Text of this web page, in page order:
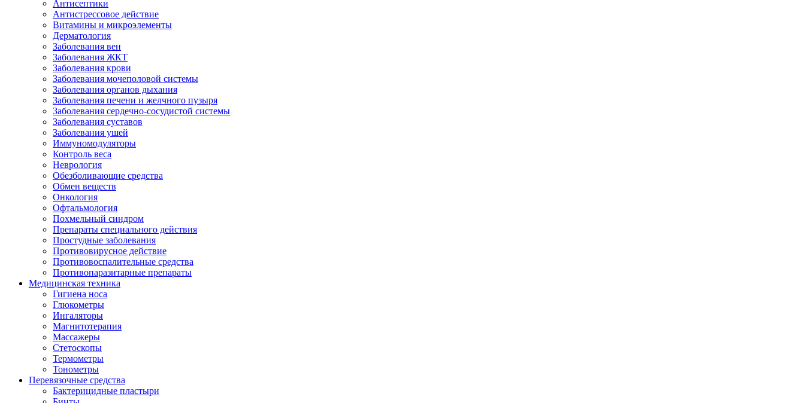
Антисептики
Антистрессовое действие
Витамины и микроэлементы
Дерматология
Заболевания вен
Заболевания ЖКТ
Заболевания крови
Заболевания мочеполовой системы
Заболевания органов дыхания
Заболевания печени и желчного пузыря
Заболевания сердечно-сосудистой системы
Заболевания суставов
Заболевания ушей
Иммуномодуляторы
Контроль веса
Неврология
Обезболивающие средства
Обмен веществ
Онкология
Офтальмология
Похмельный синдром
Препараты специального действия
Простудные заболевания
Противовирусное действие
Противовоспалительные средства
Противопаразитарные препараты
Медицинская техника
Гигиена носа
Глюкометры
Ингаляторы
Магнитотерапия
Массажеры
Стетоскопы
Термометры
Тонометры
Перевязочные средства
Бактерицидные пластыри